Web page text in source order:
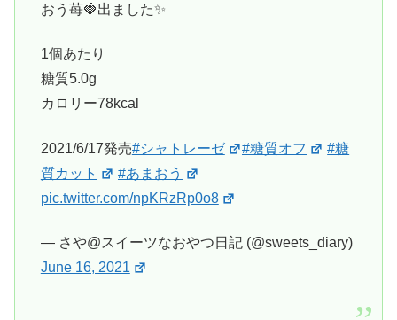
おう苺🍓出ました✨
1個あたり
糖質5.0g
カロリー78kcal
2021/6/17発売#シャトレーゼ #糖質オフ
#糖
質カット
#あまおう
pic.twitter.com/npKRzRp0o8
— さや@スイーツなおやつ日記 (@sweets_diary)
June 16, 2021